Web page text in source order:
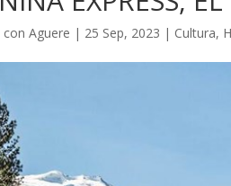
con Aguere | 25 Sep, 2023 | Cultura,